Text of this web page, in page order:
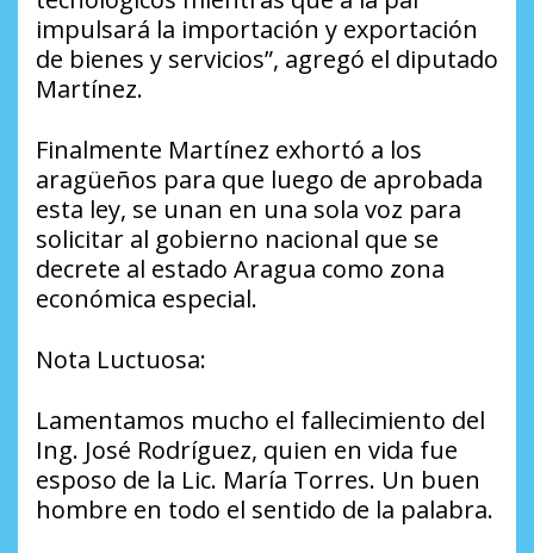
impulsará la importación y exportación
de bienes y servicios”, agregó el diputado
Martínez.
Finalmente Martínez exhortó a los
aragüeños para que luego de aprobada
esta ley, se unan en una sola voz para
solicitar al gobierno nacional que se
decrete al estado Aragua como zona
económica especial.
Nota Luctuosa:
Lamentamos mucho el fallecimiento del
Ing. José Rodríguez, quien en vida fue
esposo de la Lic. María Torres. Un buen
hombre en todo el sentido de la palabra.